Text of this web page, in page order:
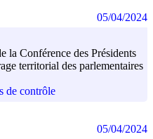
la Conférence des Présidents
territorial des parlementaires
de contrôle
05/04/2024
05/04/2024